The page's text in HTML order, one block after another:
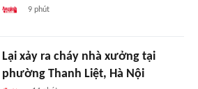
9 phút
Lại xảy ra cháy nhà xưởng tại
phường Thanh Liệt, Hà Nội